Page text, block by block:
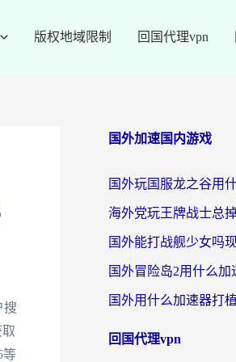
版权地域限制 回国代理vpn
搜
等
国外加速国内游戏
回国代理vpn